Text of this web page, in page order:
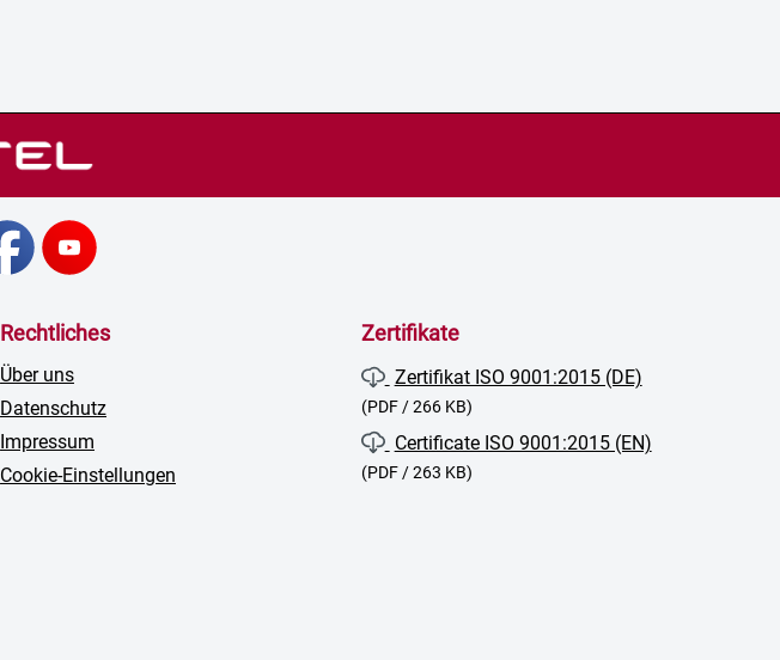
Rechtliches
Über uns
Datenschutz
Impressum
Cookie-Einstellungen
Zertifikate
Zertifikat ISO 9001:2015 (DE)
(PDF / 266 KB)
Certificate ISO 9001:2015 (EN)
(PDF / 263 KB)